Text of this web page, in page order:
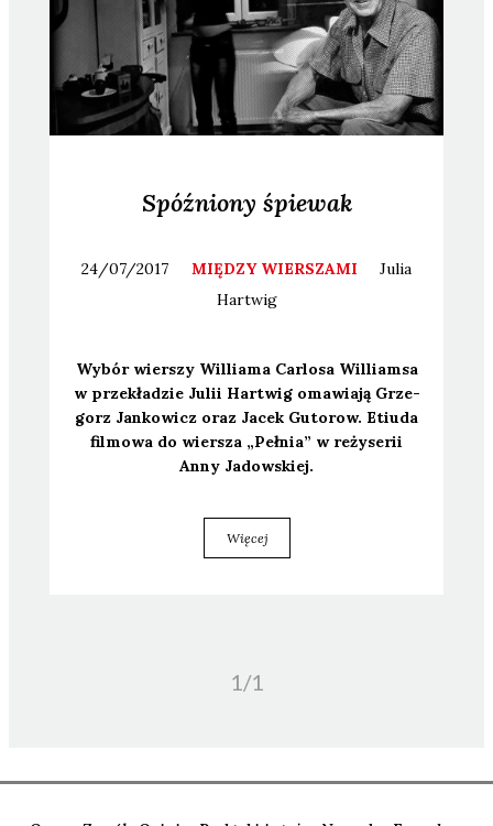
Spóźniony śpiewak
24/07/2017 MIĘDZY WIERSZAMI
Julia
Hartwig
Wybór wier­szy Wil­lia­ma Car­lo­sa Wil­liam­sa
w prze­kła­dzie Julii Har­twig oma­wia­ją Grze­
gorz Jan­ko­wicz oraz Jacek Guto­row. Etiu­da
fil­mo­wa do wier­sza „Peł­nia” w reży­se­rii
Anny Jadow­skiej.
Więcej
1/1